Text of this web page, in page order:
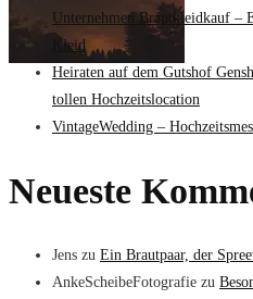
Unternehmen Brautkleidkauf –
Kleid
Heiraten auf dem Gutshof
tollen Hochzeitslocation
VintageWedding –
Neueste
Jens zu Ein Brautpaar, der
AnkeScheibeFotografie zu